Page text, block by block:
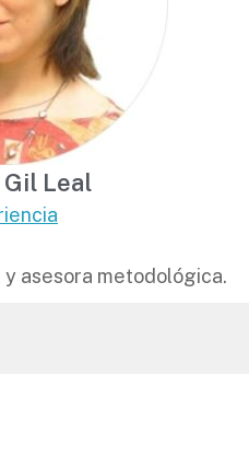
Leal
asesora metodológica.